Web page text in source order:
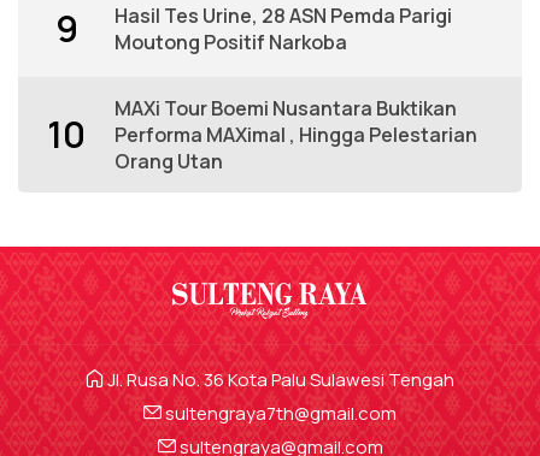
9
Hasil Tes Urine, 28 ASN Pemda Parigi
Moutong Positif Narkoba
10
MAXi Tour Boemi Nusantara Buktikan
Performa MAXimal , Hingga Pelestarian
Orang Utan
Jl. Rusa No. 36 Kota Palu Sulawesi Tengah
sultengraya7th@gmail.com
sultengraya@gmail.com